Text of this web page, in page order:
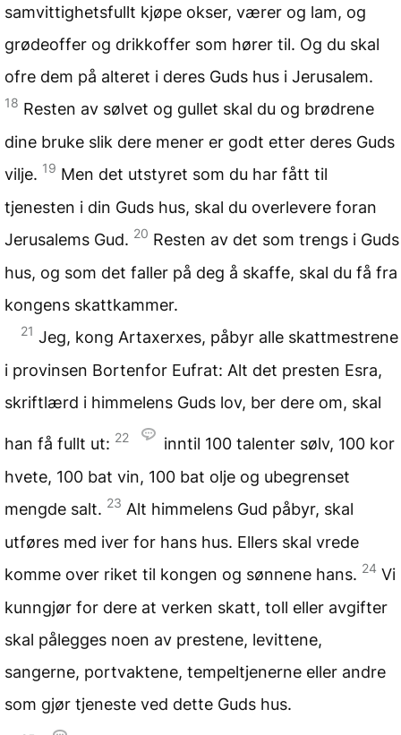
samvittighetsfullt kjøpe okser, værer og lam, og
grødeoffer og drikkoffer som hører til. Og du skal
ofre dem på alteret i deres Guds hus i Jerusalem.
18 Resten av sølvet og gullet skal du og brødrene
dine bruke slik dere mener er godt etter deres Guds
vilje. 19 Men det utstyret som du har fått til
tjenesten i din Guds hus, skal du overlevere foran
Jerusalems Gud. 20 Resten av det som trengs i Guds
hus, og som det faller på deg å skaffe, skal du få fra
kongens skattkammer.
21 Jeg, kong Artaxerxes, påbyr alle skattmestrene
i provinsen Bortenfor Eufrat: Alt det presten Esra,
skriftlærd i himmelens Guds lov, ber dere om, skal
han få fullt ut: 22
inntil 100 talenter sølv, 100 kor
hvete, 100 bat vin, 100 bat olje og ubegrenset
mengde salt. 23 Alt himmelens Gud påbyr, skal
utføres med iver for hans hus. Ellers skal vrede
komme over riket til kongen og sønnene hans. 24 Vi
kunngjør for dere at verken skatt, toll eller avgifter
skal pålegges noen av prestene, levittene,
sangerne, portvaktene, tempeltjenerne eller andre
som gjør tjeneste ved dette Guds hus.